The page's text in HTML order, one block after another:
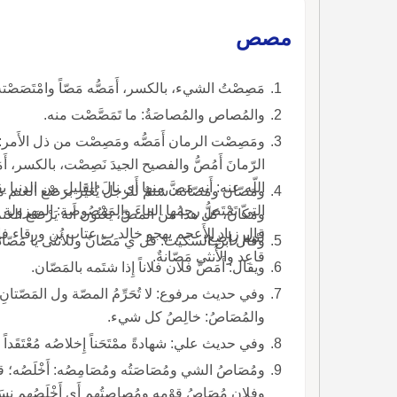
مصص
مَصِصْتُ الشيء، بالكسر، أَمَصُّه مَصّاً
والمُصاص والمُصاصَةُ: ما تَمَصَّصْت منه.
ومَصِصْت الرمان أَمَصُّه ومَصِصْت من ذل الأَمر:
الرّمانَ أَمُصُّ والفصيح الجيدَ
التي تَمْتَصُّ رحِمُها الماءَ والمَمْصُوصة:
قال زياد الأَعجم يهجو خالد ب عتاب بن
قاعِد والأُنثى مَصّانةٌ.
ومَكّانٌ، كل هذا من المصّ، يَعْنُون أَنه يَرْضَع
لئيم راضِع.
وقال ابن السكيت: قل ي مَصّانُ وللأُنثى يا مَصّانةُ ولا تقل يا ماصّان.
ويقال: أَمَصَّ فلان فلاناً إِذا شتَمه بالمَصّان.
وفي حديث مرفوع: لا تُحَرِّمُ المصّة ول المَصّتانِ
والمُصَاصُ: خالِصُ كل شيء.
وفي حديث علي: شهادةً ممْتَحَناً إِخلاصُه
ومُصَاصُ الشي ومُصَاصَتُه ومُصَامِصُه: أَخْلَصُه؛
وفلان مُصَاصُ قوْمِه ومُصاصتُهم أَي